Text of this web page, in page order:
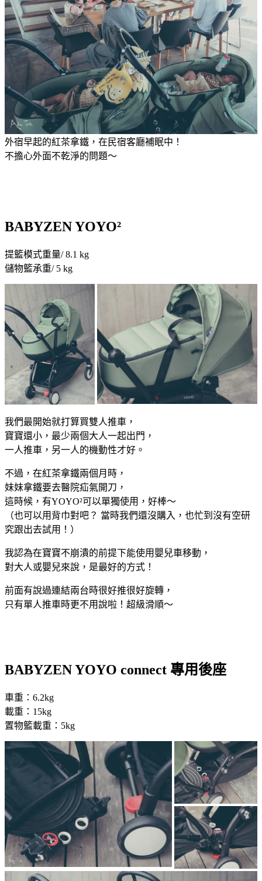
外宿早起的紅茶拿鐵，在民宿客廳補眠中！
不擔心外面不乾淨的問題～
BABYZENYOYO²
提籃模式重量/ 8.1 kg
儲物籃承重/ 5 kg
我們最開始就打算買雙人推車，
寶寶還小，最少兩個大人一起出門，
一人推車，另一人的機動性才好。
不過，在紅茶拿鐵兩個月時，
妹妹拿鐵要去醫院疝氣開刀，
這時候，有YOYO²可以單獨使用，好棒～
（也可以用背巾對吧？ 當時我們還沒購入，也忙到沒有空研
究跟出去試用！）
我認為在寶寶不崩潰的前提下能使用嬰兒車移動，
對大人或嬰兒來說，是最好的方式！
前面有說過連結兩台時很好推很好旋轉，
只有單人推車時更不用說啦！超級滑順～
BABYZENYOYO connect 專用後座
車重：6.2kg
載重：15kg
置物籃載重：5kg